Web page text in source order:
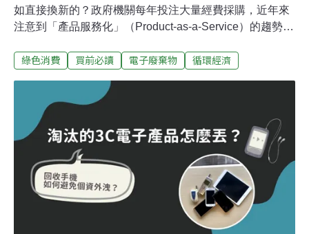
如直接換新的？政府機關每年投注大量經費採購，近年來
注意到「產品服務化」（Product-as-a-Service）的趨勢，
延伸使用壽命。環保署最快今（2023）年底將訂出公部門
壽命50%，每年降低2.67公噸電子廢棄物。「訂閱服務」
取代買斷 筆電、平板產品服務化公版契約先行根據歐盟
「循環經濟公共採購範例與指引」，循環採購指的是採購
工程、產品、服務時，向業者訂出要求，引導資源在封閉
系統中循環使用，避免負面影響。常見的要求包含使用再
生料、容易維修、負起回收責任，以及產品服務化。循環
台灣基金會倡議總監董敏筑解釋，產品服務化可以想成是
訂閱服務，例如桃園社宅中心就向業者「訂閱」逾3000部
冷氣機，業者除了供應設備，還包下管理、維修、汰換及
綠色消費 買前必讀 電子廢棄物 循環經濟